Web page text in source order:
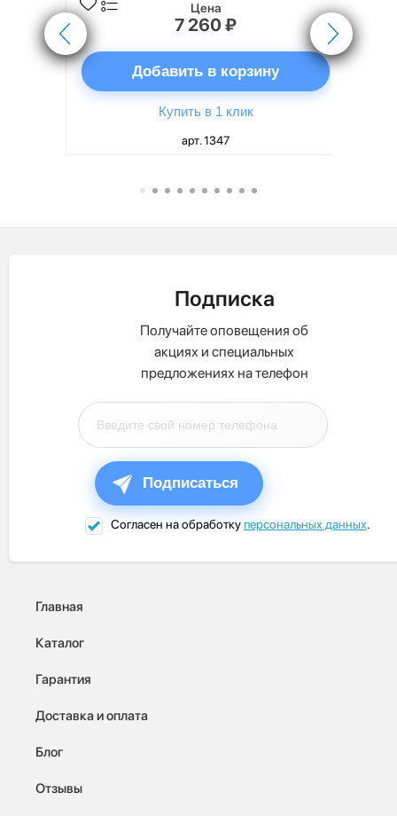
Цена
7 260 ₽
Добавить в корзину
Купить в 1 клик
арт. 1347
Подписка
Получайте оповещения об
акциях и специальных
предложениях на телефон
Подписаться
Согласен на обработкуперсональных данных.
Главная
Каталог
Гарантия
Доставка и оплата
Блог
Отзывы